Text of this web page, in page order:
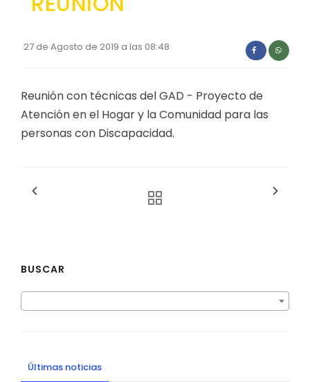
GESTIÓN ADMINISTRATIVA
Plan Anual Contratación - PAC
Plan Operativo Anual - POA
Cédulas presupuestarias y balances
Obras y proyectos
27 de Agosto de 2019 a las 08:48
Reunión con técnicas del GAD - Proyecto de
Atención en el Hogar y la Comunidad para las
personas con Discapacidad.
BUSCAR
Últimas noticias